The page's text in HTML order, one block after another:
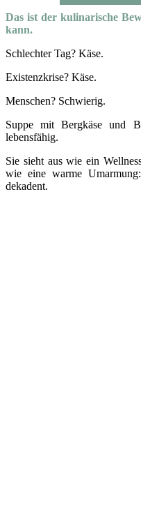
Das ist der kulinarische
kann.
Schlechter Tag? Käse.
Existenzkrise? Käse.
Menschen? Schwierig.
Suppe mit Bergkäse und
lebensfähig.
Sie sieht aus wie ein
wie eine warme
dekadent.